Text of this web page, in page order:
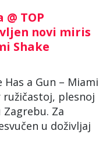
TOP
novi miris
Shake
a Gun – Miami
ružičastoj, plesnoj
Zagrebu. Za
u doživljaj